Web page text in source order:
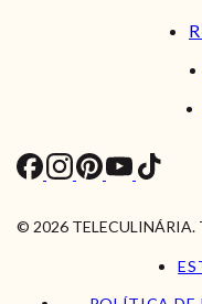
© 2026 TELECULINÁRIA.